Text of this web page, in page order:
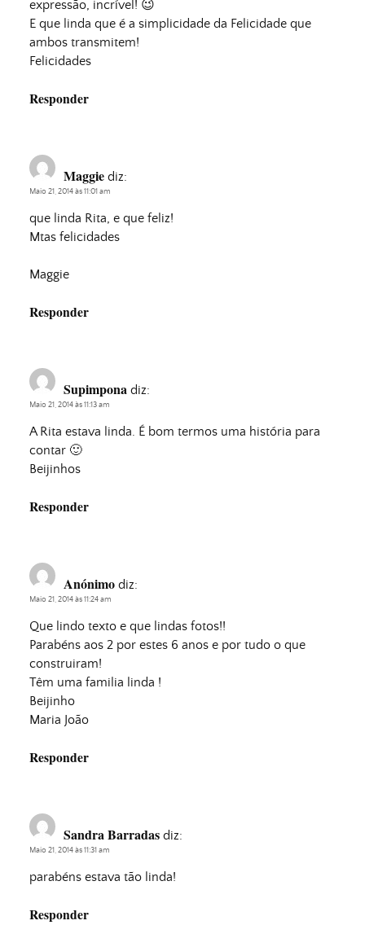
expressão, incrível! 😉
E que linda que é a simplicidade da Felicidade que
ambos transmitem!
Felicidades
Responder
Maggie diz:
Maio 21, 2014 às 11:01 am
que linda Rita, e que feliz!
Mtas felicidades
Maggie
Responder
Supimpona diz:
Maio 21, 2014 às 11:13 am
A Rita estava linda. É bom termos uma história para
contar 🙂
Beijinhos
Responder
Anónimo diz:
Maio 21, 2014 às 11:24 am
Que lindo texto e que lindas fotos!!
Parabéns aos 2 por estes 6 anos e por tudo o que
construiram!
Têm uma familia linda !
Beijinho
Maria João
Responder
Sandra Barradas diz:
Maio 21, 2014 às 11:31 am
parabéns estava tão linda!
Responder